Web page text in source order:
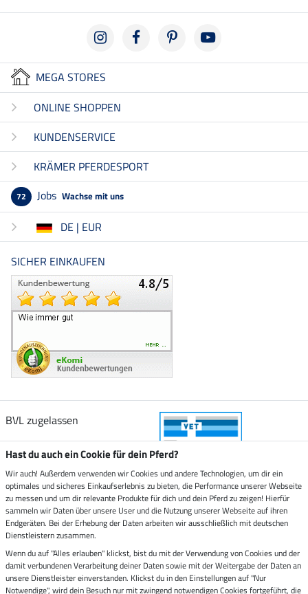
MEGA STORES
ONLINE SHOPPEN
KUNDENSERVICE
KRÄMER PFERDESPORT
72 Jobs Wachse mit uns
DE | EUR
SICHER EINKAUFEN
BVL zugelassen
Zustellung durch
Sicher bezahlen mit
Rechnung Vorkasse
Hast du auch ein Cookie für dein Pferd?
Wir auch! Außerdem verwenden wir Cookies und andere Technologien, um dir ein
optimales und sicheres Einkaufserlebnis zu bieten, die Performance unserer Webseite
zu messen und um dir relevante Produkte für dich und dein Pferd zu zeigen! Hierfür
sammeln wir Daten über unsere User und die Nutzung unserer Webseite auf ihren
Endgeräten. Bei der Erhebung der Daten arbeiten wir ausschließlich mit deutschen
Dienstleistern zusammen.
Wenn du auf "Alles erlauben" klickst, bist du mit der Verwendung von Cookies und der
damit verbundenen Verarbeitung deiner Daten sowie mit der Weitergabe der Daten an
unsere Dienstleister einverstanden. Klickst du in den Einstellungen auf "Nur
Notwendige", wird dein Besuch nur mit zwingend notwendigen Cookies fortgeführt, die